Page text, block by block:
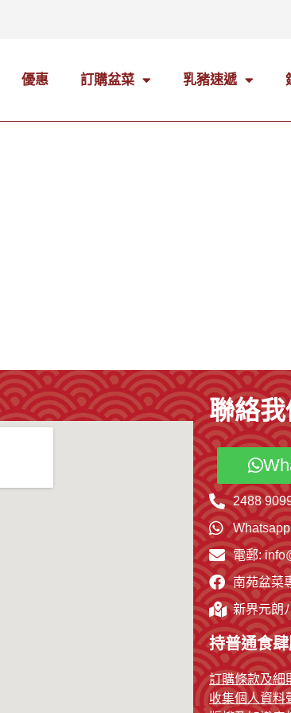
優惠 訂購盆菜 乳豬速遞
聯絡我
2488
電郵:
南苑盆菜
新界元朗
持普通食肆
訂購條款及細
收集個人資料